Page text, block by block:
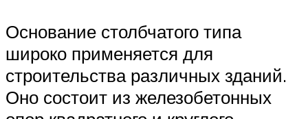
Основание столбчатого типа
широко применяется для
строительства различных зданий.
Оно состоит из железобетонных